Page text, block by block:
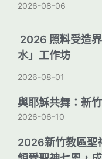
2026-08-06
2026 照料受造
水」工作坊
2026-08-01
與耶穌共舞：新
2026-06-10
2026新竹教區聖